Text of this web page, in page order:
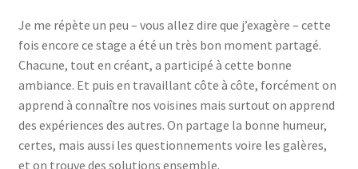
Je me répète un peu – vous allez dire que j’exagère – cette
fois encore ce stage a été un très bon moment partagé.
Chacune, tout en créant, a participé à cette bonne
ambiance. Et puis en travaillant côte à côte, forcément on
apprend à connaître nos voisines mais surtout on apprend
des expériences des autres. On partage la bonne humeur,
certes, mais aussi les questionnements voire les galères,
et on trouve des solutions ensemble.